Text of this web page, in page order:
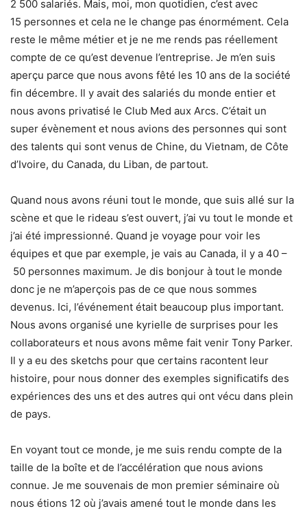
2 500 salariés. Mais, moi, mon quotidien, c’est avec
15 personnes et cela ne le change pas énormément. Cela
reste le même métier et je ne me rends pas réellement
compte de ce qu’est devenue l’entreprise. Je m’en suis
aperçu parce que nous avons fêté les 10 ans de la société
fin décembre. Il y avait des salariés du monde entier et
nous avons privatisé le Club Med aux Arcs. C’était un
super évènement et nous avions des personnes qui sont
des talents qui sont venus de Chine, du Vietnam, de Côte
d’Ivoire, du Canada, du Liban, de partout.
Quand nous avons réuni tout le monde, que suis allé sur la
scène et que le rideau s’est ouvert, j’ai vu tout le monde et
j’ai été impressionné. Quand je voyage pour voir les
équipes et que par exemple, je vais au Canada, il y a 40 –
50 personnes maximum. Je dis bonjour à tout le monde
donc je ne m’aperçois pas de ce que nous sommes
devenus. Ici, l’événement était beaucoup plus important.
Nous avons organisé une kyrielle de surprises pour les
collaborateurs et nous avons même fait venir Tony Parker.
Il y a eu des sketchs pour que certains racontent leur
histoire, pour nous donner des exemples significatifs des
expériences des uns et des autres qui ont vécu dans plein
de pays.
En voyant tout ce monde, je me suis rendu compte de la
taille de la boîte et de l’accélération que nous avions
connue. Je me souvenais de mon premier séminaire où
nous étions 12 où j’avais amené tout le monde dans les